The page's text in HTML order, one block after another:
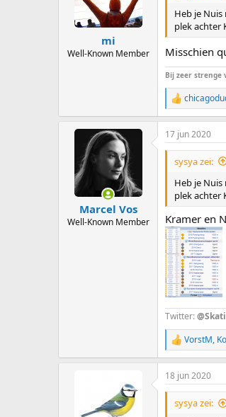
mi
Well-Known Member
Heb je
plek achter
Misschien
Bij zeer strenge
R
e
a
c
t
:
Marcel Vos
Well-Known Member
17 jun 2020
sysya zei:
Heb je
plek achter
Kramer en
Twitter:
R
e
a
c
t
VorstM,
18 jun 2020
sysya zei: